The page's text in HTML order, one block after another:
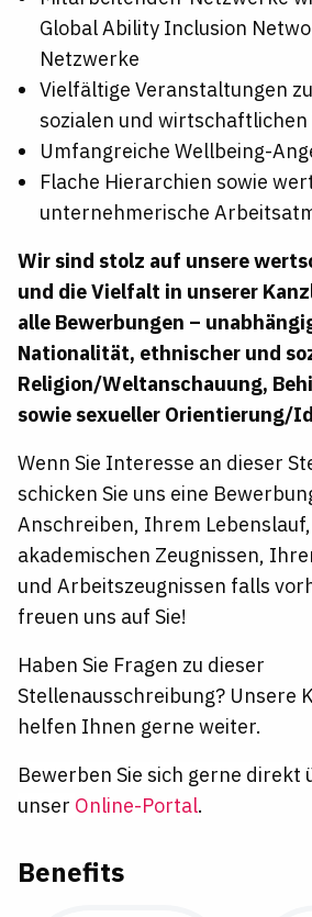
Global Ability Inclusion
Netzwerke
Vielfältige Veranstaltungen
sozialen und wirtschaftlichen
Umfangreiche Wellbeing-
Flache Hierarchien sowie
unternehmerische
Wir sind stolz auf unsere
und die Vielfalt in unserer
alle Bewerbungen –
Nationalität, ethnischer und
Religion/Weltanschauung,
sowie sexueller Orientierung/
Wenn Sie Interesse an dieser
schicken Sie uns eine
Anschreiben, Ihrem
akademischen Zeugnissen,
und Arbeitszeugnissen falls
freuen uns auf Sie!
Haben Sie Fragen zu dieser
Stellenausschreibung? Unsere
helfen Ihnen gerne weiter.
Bewerben Sie sich gerne direkt
unser Online-Portal.
Benefits